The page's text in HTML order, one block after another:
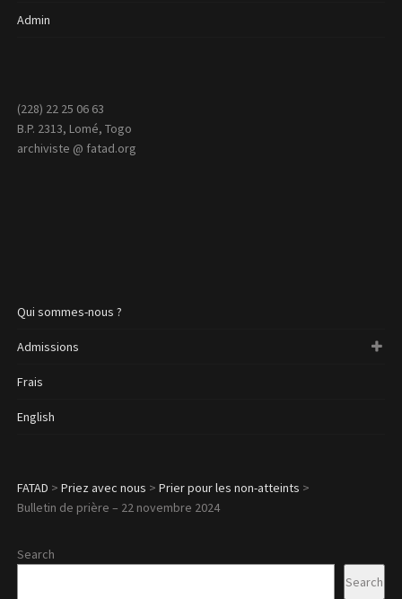
Admin
(228) 22 25 06 63
B.P. 2313, Lomé, Togo
archiviste @ fatad.org
Qui sommes-nous ?
Admissions
Frais
English
FATAD > Priez avec nous > Prier pour les non-atteints >
Bulletin de prière – 22 novembre 2024
Search
Search